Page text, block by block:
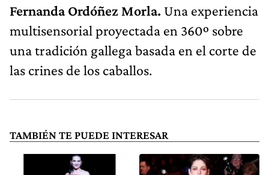
Fernanda Ordóñez Morla. Una experiencia
multisensorial proyectada en 360º sobre
una tradición gallega basada en el corte de
las crines de los caballos.
TAMBIÉN TE PUEDE INTERESAR